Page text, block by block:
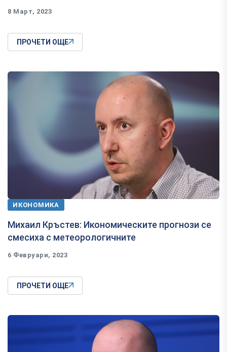
8 Март, 2023
ПРОЧЕТИ ОЩЕ
ИКОНОМИКА
Михаил Кръстев: Икономическите прогнози се
смесиха с метеорологичните
6 Февруари, 2023
ПРОЧЕТИ ОЩЕ